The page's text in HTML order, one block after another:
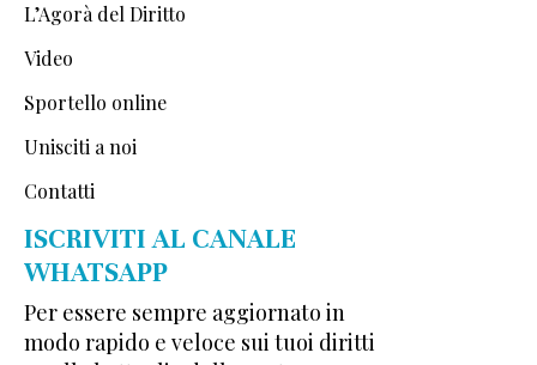
L’Agorà del Diritto
Video
Sportello online
Unisciti a noi
Contatti
ISCRIVITI AL CANALE
WHATSAPP
Per essere sempre aggiornato in
modo rapido e veloce sui tuoi diritti